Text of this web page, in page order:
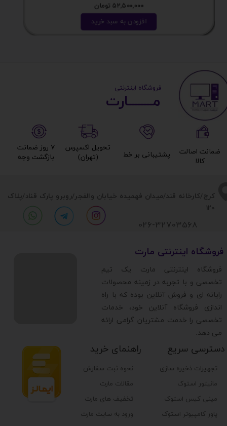
۵۲,۵۰۰,۰۰۰ تومان
افزودن به سبد خرید
​​کرج/کارخانه قند/میدان فهمیده خیابان والفجر/روبرو پارک قناد/پلاک
120
تجهیزات ذخیره سازی
مانیتور استوک
مینی کیس استوک
پاور کامپیوتر استوک
دسترسی سریع راهنمای خرید
نحوه ثبت سفارش
مقالات مارت
تخفیف های مارت
ورود به سایت مارت
​فروشگاه اینترنتی مارت
​فروشگاه اینترنتی مارت یک تیم
تخصصی و با تجربه در زمینه محصولات
رایانه ای و فروش آنلاین بوده که با راه
اندازی فروشگاه آنلاین خود، خدمات
تخصصی را خدمت مشتریان گرامی ارائه
می دهد.
026-32703568
مــــــــارت​​​​​​
​ ​فروشگاه اینترنتی
۷ روز ضمانت
بازگشت وجه​​​​​​​
تحویل اکسپرس
(تهران)​​​​​​​
پشتیبانی بر خط​​​​​​​
ضمانت اصالت
کالا​​​​​​​